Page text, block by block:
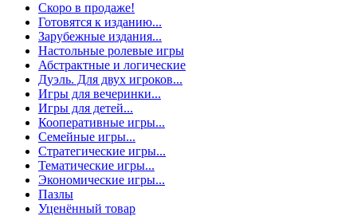
Скоро в продаже!
Готовятся к изданию...
Зарубежные издания...
Настольные ролевые игры
Абстрактные и логические
Дуэль. Для двух игроков...
Игры для вечеринки...
Игры для детей...
Кооперативные игры...
Семейные игры...
Стратегические игры...
Тематические игры...
Экономические игры...
Пазлы
Уценённый товар